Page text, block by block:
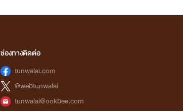
ช่องทางติดต่อ
tunwalai.com
@webtunwalai
tunwalai@ookbee.com